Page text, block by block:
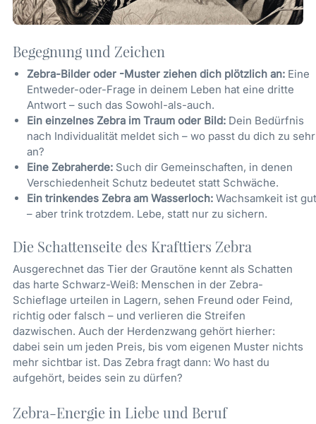
Begegnung und Zeichen
Zebra-Bilder oder -Muster ziehen dich plötzlich an: Eine
Entweder-oder-Frage in deinem Leben hat eine dritte
Antwort – such das Sowohl-als-auch.
Ein einzelnes Zebra im Traum oder Bild: Dein Bedürfnis
nach Individualität meldet sich – wo passt du dich zu sehr
an?
Eine Zebraherde: Such dir Gemeinschaften, in denen
Verschiedenheit Schutz bedeutet statt Schwäche.
Ein trinkendes Zebra am Wasserloch: Wachsamkeit ist gut
– aber trink trotzdem. Lebe, statt nur zu sichern.
Die Schattenseite des Krafttiers Zebra
Ausgerechnet das Tier der Grautöne kennt als Schatten
das harte Schwarz-Weiß: Menschen in der Zebra-
Schieflage urteilen in Lagern, sehen Freund oder Feind,
richtig oder falsch – und verlieren die Streifen
dazwischen. Auch der Herdenzwang gehört hierher:
dabei sein um jeden Preis, bis vom eigenen Muster nichts
mehr sichtbar ist. Das Zebra fragt dann: Wo hast du
aufgehört, beides sein zu dürfen?
Zebra-Energie in Liebe und Beruf